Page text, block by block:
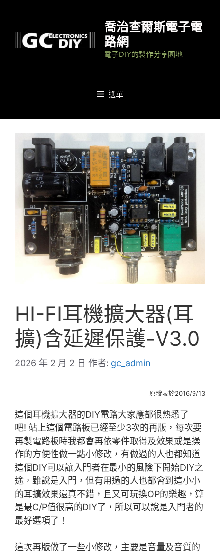
喬治查爾斯電子電
路網
電子DIY的製作分享園地
選單
HI-FI耳機擴大器(耳
擴)含延遲保護-V3.0
2026 年 2 月 2 日 作者: gc_admin
原發表於2016/9/13
這個耳機擴大器的DIY電路大家應都很熟悉了
吧! 站上這個電路板已經至少3次的再版，每次要
再製電路板時我都會再依零件取得及效果或是操
作的方便性做一點小修改，有做過的人也都知道
這個DIY可以讓入門者在最小的風險下開始DIY之
途，雖說是入門，但有用過的人也都會到這小小
的耳擴效果還真不錯，且又可玩換OP的樂趣，算
是最C/P值很高的DIY了，所以可以說是入門者的
最好選項了！
這次再版做了一些小修改，主要是音量及音質的